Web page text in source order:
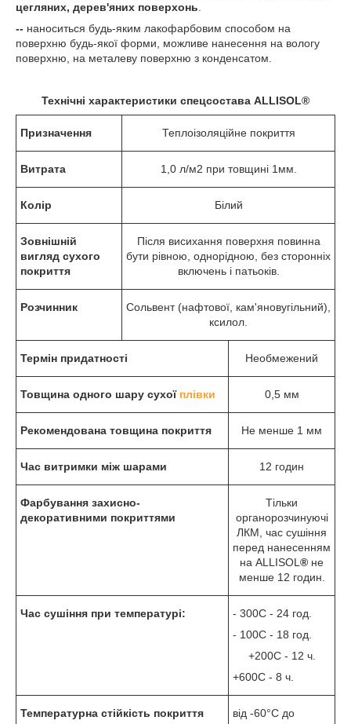
цегляних, дерев'яних поверхонь
-- наноситься будь-яким лакофарбовим способом на
поверхню будь-якої форми, можливе нанесення на вологу
поверхню, на металеву поверхню з конденсатом.
Технічні характеристики спецсостава ALLISOL®
Призначення Теплоізоляційне покриття
Витрата 1,0 л/м2 при товщині 1мм.
Колір Білий
Зовнішній
вигляд сухого
покриття
Після висихання поверхня повинна
бути рівною, однорідною, без сторонніх
включень і патьоків.
Розчинник
Сольвент (нафтової, кам'яновугільний),
ксилол.
Термін придатності Необмежений
Товщина одного шару сухої плівки 0,5 мм
Рекомендована товщина покриття Не менше 1 мм
Час витримки між шарами 12 годин
Фарбування захисно-
декоративними покриттями
Тільки
органорозчинуючі
ЛКМ, час сушіння
перед нанесенням
на ALLISOL ® не
менше 12 годин.
Час сушіння при температурі: - 300С - 24 год.
- 100С - 18 год.
+200С - 12 ч.
+600С - 8 ч.
Температурна стійкість покриття
від -60°С до